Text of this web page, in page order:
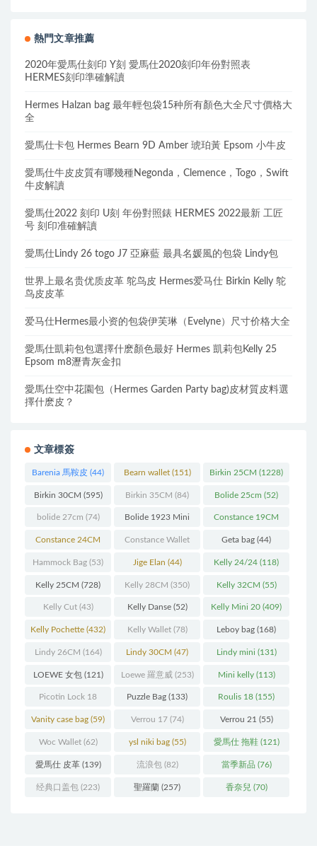
熱門文章推薦
2020年愛馬仕刻印 Y刻 愛馬仕2020刻印年份對照表
HERMES刻印準確解讀
Hermes Halzan bag 最年輕包袋15种所有顏色大全尺寸價格大
全
愛馬仕卡包 Hermes Bearn 9D Amber 琥珀黃 Epsom 小牛皮
愛馬仕牛皮皮質有哪幾種Negonda，Clemence，Togo，Swift
牛皮解讀
愛馬仕2022 刻印 U刻 年份對照錶 HERMES 2022最新 工匠
号 刻印准確解讀
愛馬仕Lindy 26 togo J7 亞麻藍 最具名媛風的包袋 Lindy包
世界上最名贵优质皮革 鸵鸟皮 Hermes爱马仕 Birkin Kelly 鸵
鸟皮皮革
爱马仕Hermes最小资的包袋伊芙琳（Evelyne）尺寸价格大全
愛馬仕凱莉包包選擇什麽顏色最好 Hermes 凱莉包Kelly 25
Epsom m8瀝青灰金扣
愛馬仕空中花園包（Hermes Garden Party bag)皮材質皮料選
擇什麽皮？
文章標簽
Barenia 馬鞍皮 (44) Bearn wallet(151) Birkin 25CM (1228)
Birkin 30CM (595) Birkin 35CM (84) Bolide 25cm (52)
bolide 27cm (74) Bolide 1923 Mini
(93)
Constance 19CM
(571)
Constance 24CM
(216)
Constance Wallet
(60)
Geta bag (44)
Hammock Bag (53) Jige Elan (44) Kelly 24/24 (118)
Kelly 25CM (728) Kelly 28CM (350) Kelly 32CM (55)
Kelly Cut(43) Kelly Danse(52) Kelly Mini 20 (409)
Kelly Pochette (432) Kelly Wallet(78) Leboy bag (168)
Lindy 26CM (164) Lindy 30CM (47) Lindy mini (131)
LOEWE 女包(121) Loewe 羅意威(253) Mini kelly(113)
Picotin Lock 18
(202)
Puzzle Bag (133) Roulis 18 (155)
Vanity case bag (59) Verrou 17(74) Verrou 21 (55)
Woc Wallet(62) ysl niki bag(55) 愛馬仕 拖鞋(121)
愛馬仕 皮革(139) 流浪包(82) 當季新品 (76)
经典口盖包 (223) 聖羅蘭 (257) 香奈兒 (70)